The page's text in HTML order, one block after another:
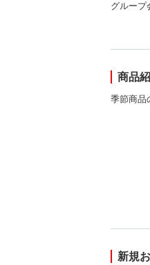
グループ
商品
季節商品
新規